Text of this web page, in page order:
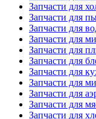
Запчасти для
Запчасти для
Запчасти для
Запчасти для
Запчасти для
Запчасти для
Запчасти для
Запчасти для
Запчасти для
Запчасти для
Запчасти для